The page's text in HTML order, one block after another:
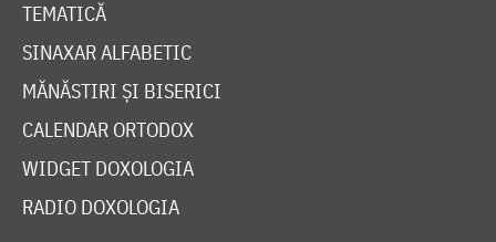
TEMATICĂ
SINAXAR ALFABETIC
MĂNĂSTIRI ȘI BISERICI
CALENDAR ORTODOX
WIDGET DOXOLOGIA
RADIO DOXOLOGIA